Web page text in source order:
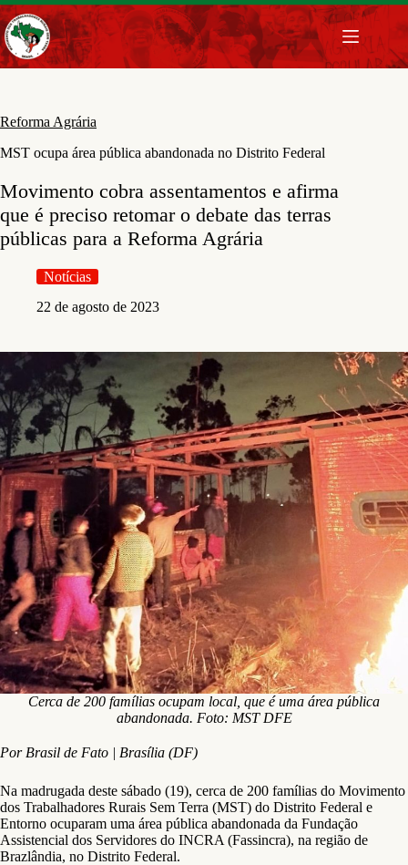
Pular
para
o
conteúdo
Reforma Agrária
MST ocupa área pública abandonada no Distrito Federal
Movimento cobra assentamentos e afirma
que é preciso retomar o debate das terras
públicas para a Reforma Agrária
Notícias
22 de agosto de 2023
Cerca de 200 famílias ocupam local, que é uma área pública
abandonada. Foto: MST DFE
Por Brasil de Fato | Brasília (DF)
Na madrugada deste sábado (19), cerca de 200 famílias do Movimento
dos Trabalhadores Rurais Sem Terra (MST) do Distrito Federal e
Entorno ocuparam uma área pública abandonada da Fundação
Assistencial dos Servidores do INCRA (Fassincra), na região de
Brazlândia, no Distrito Federal.